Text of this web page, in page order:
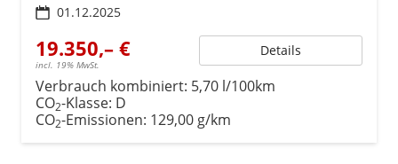
01.12.2025
19.350,– €
incl. 19% MwSt.
Details
Verbrauch kombiniert: 5,70 l/100km
CO2-Klasse: D
CO2-Emissionen: 129,00 g/km